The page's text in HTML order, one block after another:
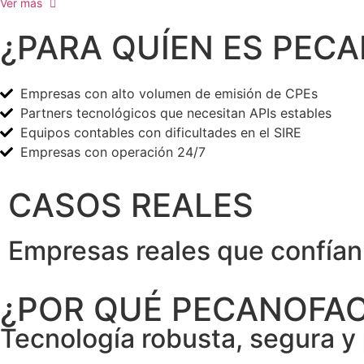
Ver más
¿PARA QUÍEN ES
Empresas con alto volumen de emisión de CPEs
Partners tecnológicos que necesitan APIs estables
Equipos contables con dificultades en el SIRE
Empresas con operación 24/7
CASOS REALES
Empresas reales que
Operación estable 24/7 en alto volumen, sin
rechazos ni retrasos incluso en picos de demanda.
Procesos continuos y sin interrupciones, con validación estable
completa de cada comprobante.
¿POR QUÉ
Tecnología robusta, segura